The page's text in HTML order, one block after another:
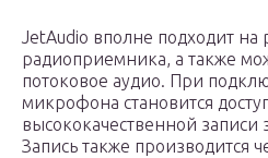
JetAudio вполне подходит на
радиоприемника, а также
потоковое аудио. При
микрофона становится
высококачественной
Запись также производится